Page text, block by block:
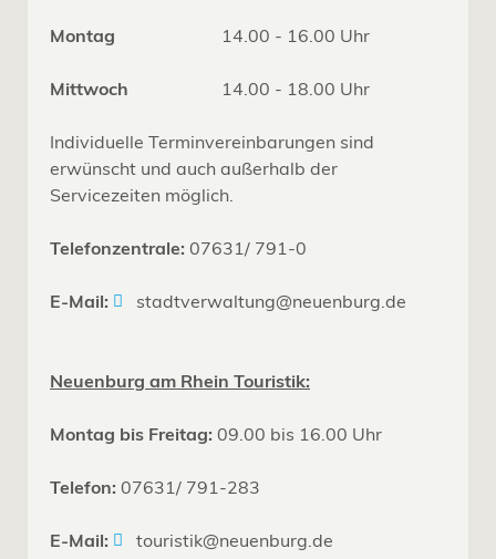
Montag 14.00 - 16.00 Uhr
Mittwoch 14.00 - 18.00 Uhr
Individuelle Terminvereinbarungen sind
erwünscht und auch außerhalb der
Servicezeiten möglich.
Telefonzentrale: 07631/ 791-0
E-Mail: stadtverwaltung@neuenburg.de
Neuenburg am Rhein Touristik:
Montag bis Freitag: 09.00 bis 16.00 Uhr
Telefon: 07631/ 791-283
E-Mail: touristik@neuenburg.de